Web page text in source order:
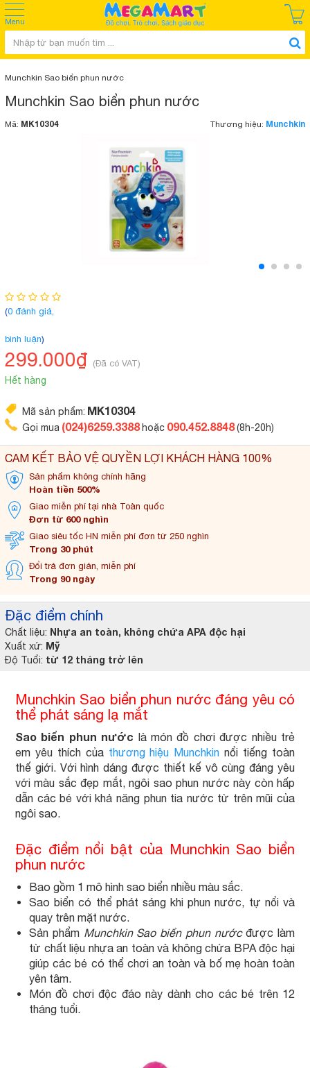
Menu
Munchkin Sao biển phun nước
Munchkin Sao biển phun nước
Mã: MK10304 Thương hiệu: Munchkin
Đặc điểm chính
Chất liệu: Nhựa an toàn, không chứa APA độc hại
Xuất xứ: Mỹ
Độ Tuổi: từ 12 tháng trở lên
(0 đánh giá,
bình luận)
299.000₫ (Đã có VAT)
Hết hàng
CAM KẾT BẢO VỆ QUYỀN LỢI KHÁCH HÀNG 100%
Sản phẩm không chính hãng
Hoàn tiền 500%
Giao miễn phí tại nhà Toàn quốc
Đơn từ 600 nghìn
Giao siêu tốc HN miễn phí đơn từ 250 nghìn
Trong 30 phút
Đổi trả đơn giản, miễn phí
Trong 90 ngày
Mã sản phẩm: MK10304
Gọi mua (024)6259.3388 hoặc 090.452.8848(8h-20h)
Munchkin Sao biển phun nước đáng yêu có
thể phát sáng lạ mắt
Sao biển phun nước là món đồ chơi được nhiều trẻ
em yêu thích của thương hiệu Munchkin nổi tiếng toàn
thế giới. Với hình dáng được thiết kế vô cùng đáng yêu
với màu sắc đẹp mắt, ngôi sao phun nước này còn hấp
dẫn các bé với khả năng phun tia nước từ trên mũi của
ngôi sao.
Đặc điểm nổi bật của Munchkin Sao biển
phun nước
Bao gồm 1 mô hình sao biển nhiều màu sắc.
Sao biển có thể phát sáng khi phun nước, tự nổi và
quay trên mặt nước.
Sản phẩm Munchkin Sao biển phun nướcđược làm
từ chất liệu nhựa an toàn và không chứa BPA độc hại
giúp các bé có thể chơi an toàn và bố mẹ hoàn toàn
yên tâm.
Món đồ chơi độc đáo này dành cho các bé trên 12
tháng tuổi.